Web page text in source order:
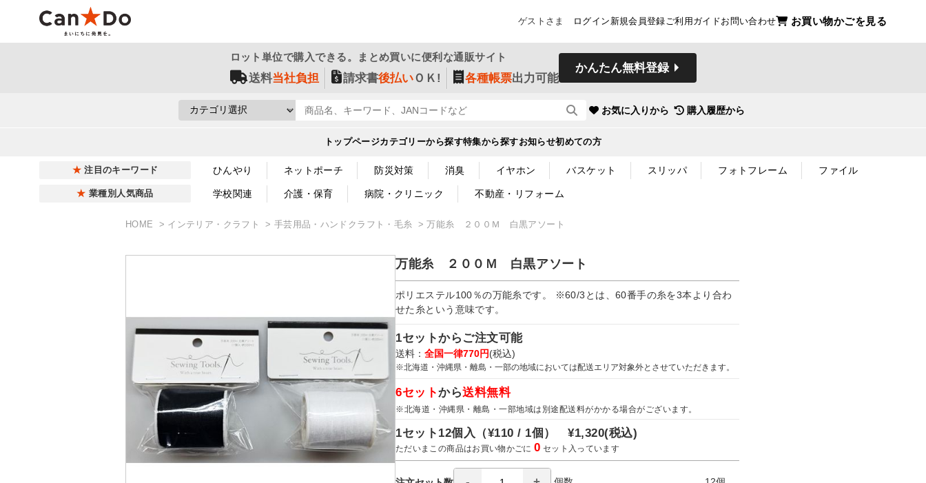
ゲストさま ログイン 新規会員登録ご利用ガイドお問い合わせ お買い物かごを見る
ロット単位で購入できる。まとめ買いに便利な通販サイト
送料当社負担 請求書後払いＯＫ! 各種帳票出力可能
かんたん無料登録
お気に入りから 購入履歴から
トップページカテゴリーから探す特集から探すお知らせ初めての方
注目のキーワード ひんやり ネットポーチ 防災対策 消臭 イヤホン バスケット スリッパ フォトフレーム ファイル
業種別人気商品 学校関連 介護・保育 病院・クリニック 不動産・リフォーム
HOME インテリア・クラフト 手芸用品・ハンドクラフト・毛糸 万能糸 ２００Ｍ 白黒アソート
万能糸 ２００Ｍ 白黒アソート
ポリエステル100％の万能糸です。 ※60/3とは、60番手の糸を3本より合わ
せた糸という意味です。
1セットからご注文可能
送料： 全国一律770円(税込)
※北海道・沖縄県・離島・一部の地域においては配送エリア対象外とさせていただきます。
6セットから送料無料
※北海道・沖縄県・離島・一部地域は別途配送料がかかる場合がございます。
1セット12個入（¥110 / 1個）¥1,320(税込)
ただいまこの商品はお買い物かごに0 セット入っています